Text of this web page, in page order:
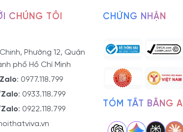
CHÚNG TÔI
Phường 12, Quận
phố Hồ Chí Minh
: 0977.118.799
: 0933.118.799
: 0922.118.799
CHỨNG NHẬN
TÓM TẮT BẰNG AI